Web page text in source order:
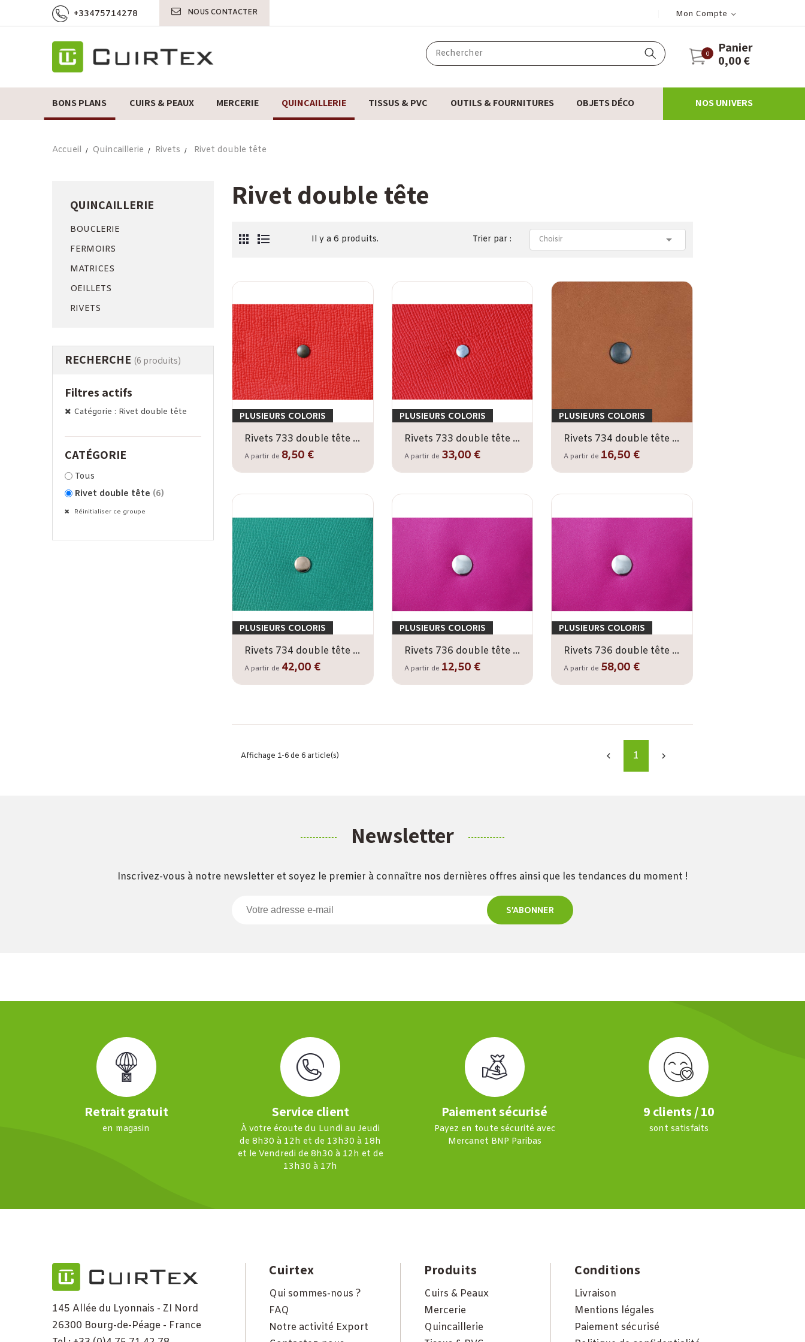
Mon Compte
+33475714278 NOUS CONTACTER
0
Panier
0,00 €
BONS PLANS CUIRS & PEAUX MERCERIE QUINCAILLERIE TISSUS & PVC OUTILS & FOURNITURES OBJETS DÉCO NOS UNIVERS
Accueil Quincaillerie Rivets Rivet double tête
QUINCAILLERIE
BOUCLERIE
FERMOIRS
MATRICES
OEILLETS
RIVETS
RECHERCHE (6 produits)
Filtres actifs
Catégorie : Rivet double tête
CATÉGORIE
Tous
Rivet double tête (6)
Réinitialiser ce groupe
Rivet double tête
Il y a 6 produits. Trier par : Choisir 
PLUSIEURS COLORIS
Rivets 733 double tête x100 - 7 mm
A partir de 8,50 €
PLUSIEURS COLORIS
Rivets 733 double tête x1000 - 7 mm
A partir de 33,00 €
PLUSIEURS COLORIS
Rivets 734 double tête x100 - 9,3 mm
A partir de 16,50 €
PLUSIEURS COLORIS
Rivets 734 double tête x1000 - 9,3 mm
A partir de 42,00 €
PLUSIEURS COLORIS
Rivets 736 double tête x100 - 10,8 mm
A partir de 12,50 €
PLUSIEURS COLORIS
Rivets 736 double tête x1000 - 10,8 mm
A partir de 58,00 €
Affichage 1-6 de 6 article(s)  1 
Newsletter
Inscrivez-vous à notre newsletter et soyez le premier à connaître nos dernières offres ainsi que les tendances du moment !
S’ABONNER
Retrait gratuit
en magasin
Service client
À votre écoute du Lundi au Jeudi
de 8h30 à 12h et de 13h30 à 18h
et le Vendredi de 8h30 à 12h et de
13h30 à 17h
Paiement sécurisé
Payez en toute sécurité avec
Mercanet BNP Paribas
9 clients / 10
sont satisfaits
145 Allée du Lyonnais - ZI Nord
26300 Bourg-de-Péage - France
Cuirtex
Qui sommes-nous ?
FAQ
Notre activité Export
Produits
Cuirs & Peaux
Mercerie
Quincaillerie
Conditions
Livraison
Mentions légales
Paiement sécurisé